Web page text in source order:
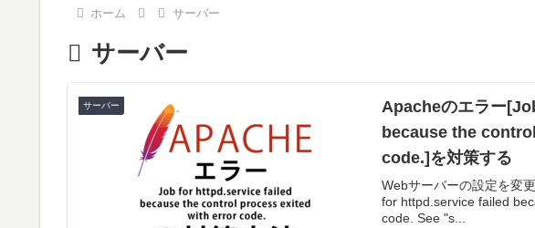
ホーム サーバー
サーバー
サーバー
Apacheのエラー
because the
code.]を対策する
Webサーバーの設定を変
for httpd.service failed
code. See "s...